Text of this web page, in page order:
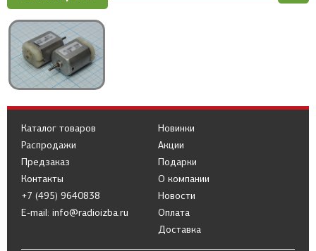
Каталог товаров
Распродажи
Предзаказ
Новинки
Акции
Подарки
Контакты
+7 (495) 9640838
E-mail: info@radioizba.ru
О компании
Новости
Оплата
Доставка